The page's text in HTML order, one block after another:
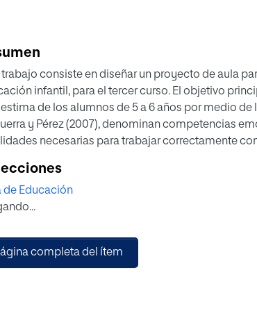
trabajo consiste en diseñar un proyecto de aula
infantil, para el tercer curso. El objetivo
de los alumnos de 5 a 6 años por medio
y Pérez (2007), denominan competencias
necesarias para trabajar correctamente
es la valoración que hacemos de
un autoconcepto positivo teniendo en
1988). Para ello se presenta un proyecto que se
actividades, donde se trabajarán distintos
una metodología activa, participativa y
de Educación
completa del ítem